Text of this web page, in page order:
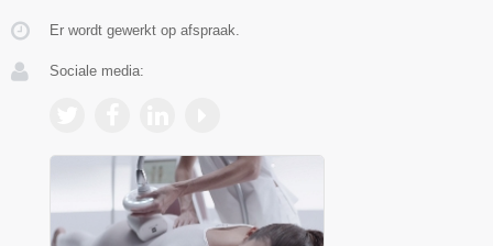
Er wordt gewerkt op afspraak.
Sociale media: